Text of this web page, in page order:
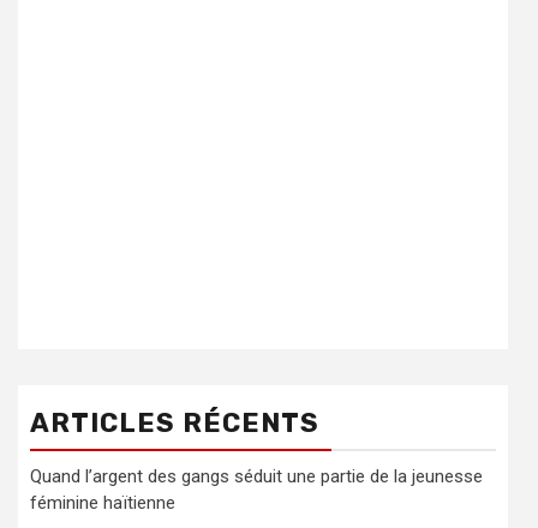
ARTICLES RÉCENTS
Quand l’argent des gangs séduit une partie de la jeunesse
féminine haïtienne